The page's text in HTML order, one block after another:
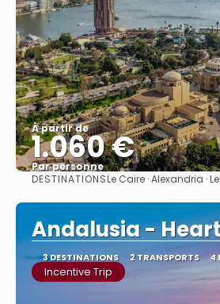
À partir de
1.060 €
Par personne
Afficher
DESTINATIONSLe Caire · Alexandria ·
Andalusia -
3 DESTINATIONS 2 TRANSPORTS 4
Incentive Trip